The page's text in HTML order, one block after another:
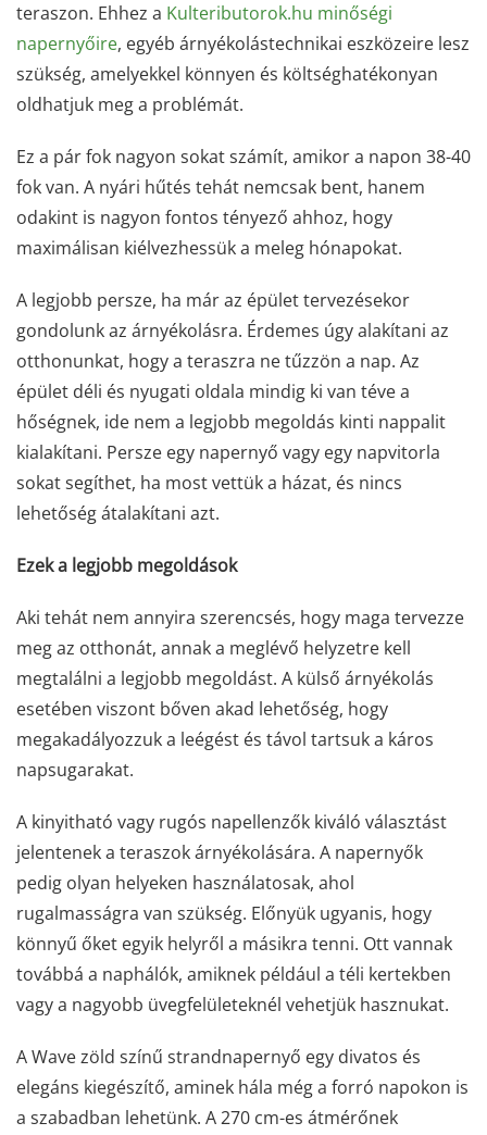
teraszon. Ehhez a Kulteributorok.hu minőségi
napernyőire, egyéb árnyékolástechnikai eszközeire lesz
szükség, amelyekkel könnyen és költséghatékonyan
oldhatjuk meg a problémát.
Ez a pár fok nagyon sokat számít, amikor a napon 38-40
fok van. A nyári hűtés tehát nemcsak bent, hanem
odakint is nagyon fontos tényező ahhoz, hogy
maximálisan kiélvezhessük a meleg hónapokat.
A legjobb persze, ha már az épület tervezésekor
gondolunk az árnyékolásra. Érdemes úgy alakítani az
otthonunkat, hogy a teraszra ne tűzzön a nap. Az
épület déli és nyugati oldala mindig ki van téve a
hőségnek, ide nem a legjobb megoldás kinti nappalit
kialakítani. Persze egy napernyő vagy egy napvitorla
sokat segíthet, ha most vettük a házat, és nincs
lehetőség átalakítani azt.
Ezek a legjobb megoldások
Aki tehát nem annyira szerencsés, hogy maga tervezze
meg az otthonát, annak a meglévő helyzetre kell
megtalálni a legjobb megoldást. A külső árnyékolás
esetében viszont bőven akad lehetőség, hogy
megakadályozzuk a leégést és távol tartsuk a káros
napsugarakat.
A kinyitható vagy rugós napellenzők kiváló választást
jelentenek a teraszok árnyékolására. A napernyők
pedig olyan helyeken használatosak, ahol
rugalmasságra van szükség. Előnyük ugyanis, hogy
könnyű őket egyik helyről a másikra tenni. Ott vannak
továbbá a naphálók, amiknek például a téli kertekben
vagy a nagyobb üvegfelületeknél vehetjük hasznukat.
A Wave zöld színű strandnapernyő egy divatos és
elegáns kiegészítő, aminek hála még a forró napokon is
a szabadban lehetünk. A 270 cm-es átmérőnek